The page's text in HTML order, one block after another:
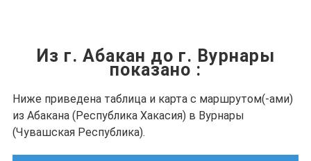
Из г. Абакан до г. Вурнары
показано :
Ниже приведена таблица и карта с маршрутом(-ами)
из Абакана (Республика Хакасия) в Вурнары
(Чувашская Республика).